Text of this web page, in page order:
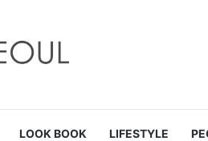
LOOK BOOK LIFESTYLE